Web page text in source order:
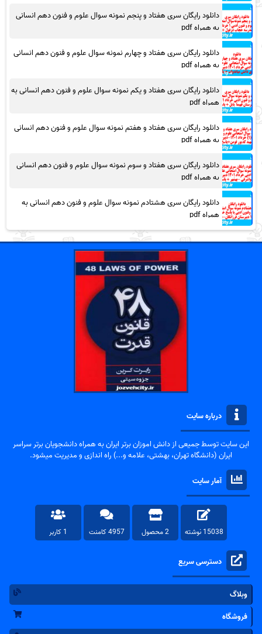
دانلود رایگان سری هفتاد و پنجم نمونه سوال علوم و فنون دهم انسانی
به همراه pdf
دانلود رایگان سری هفتاد و چهارم نمونه سوال علوم و فنون دهم انسانی
به همراه pdf
دانلود رایگان سری هفتاد و یکم نمونه سوال علوم و فنون دهم انسانی به
همراه pdf
دانلود رایگان سری هفتاد و هفتم نمونه سوال علوم و فنون دهم انسانی
به همراه pdf
دانلود رایگان سری هفتاد و سوم نمونه سوال علوم و فنون دهم انسانی
به همراه pdf
دانلود رایگان سری هشتادم نمونه سوال علوم و فنون دهم انسانی به
همراه pdf
درباره سایت
این سایت توسط جمیعی از دانش اموزان برتر ایران به همراه دانشجویان برتر سراسر
ایران (دانشگاه تهران، بهشتی، علامه و...) راه اندازی و مدیریت میشود.
آمار سایت
15038 نوشته 2 محصول 4957 کامنت 1 کاربر
دسترسی سریع
وبلاگ
فروشگاه